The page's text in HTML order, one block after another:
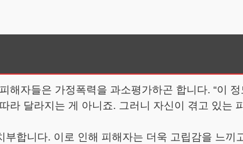
자들은 가정폭력을 과소평가하곤 합니다. “이
달라지는 게 아니죠. 그러니 자신이 겪고 있는
부합니다. 이로 인해 피해자는 더욱 고립감을 느